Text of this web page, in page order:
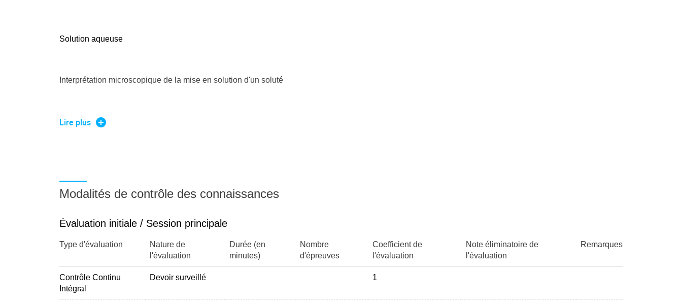
Solution aqueuse
Interprétation microscopique de la mise en solution d'un soluté
Notion d'électrolyte fort et faible
Etat d'équilibre
Activité des solutés, quotient de réaction, constante d'équilibre en lien avec la
thermodynamique
Lire plus
Modalités de contrôle des connaissances
Évaluation initiale / Session principale
Type d'évaluation
Nature de
l'évaluation
Durée (en
minutes)
Nombre
d'épreuves
Coefficient de
l'évaluation
Note éliminatoire de
l'évaluation
Remarques
Contrôle Continu
Intégral
Devoir surveillé 1